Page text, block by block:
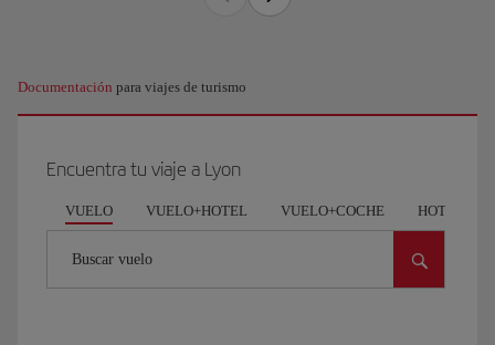
Documentación para viajes de turismo
Encuentra tu viaje a Lyon
VUELO VUELO+HOTEL VUELO+COCHE HOTEL
Buscar vuelo